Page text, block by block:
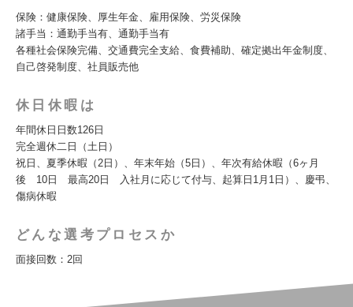
保険：健康保険、厚生年金、雇用保険、労災保険
諸手当：通勤手当有、通勤手当有
各種社会保険完備、交通費完全支給、食費補助、確定拠出年金制度、
自己啓発制度、社員販売他
休日休暇は
年間休日日数126日
完全週休二日（土日）
祝日、夏季休暇（2日）、年末年始（5日）、年次有給休暇（6ヶ月
後 10日 最高20日 入社月に応じて付与、起算日1月1日）、慶弔、
傷病休暇
どんな選考プロセスか
面接回数：2回